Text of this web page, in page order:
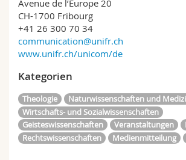
Avenue de l’Europe 20
CH-1700 Fribourg
+41 26 300 70 34
communication@unifr.ch
www.unifr.ch/unicom/de
Kategorien
Theologie
Naturwissenschaften und
Wirtschafts- und Sozialwissenschaften
Geisteswissenschaften
Veranstaltungen
Rechtswissenschaften
Medienmitteilung